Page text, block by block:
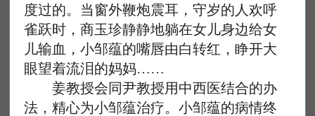
度过的。当窗外鞭炮震耳，守岁的人欢呼
雀跃时，商玉珍静静地躺在女儿身边给女
儿输血，小邹蕴的嘴唇由白转红，睁开大
眼望着流泪的妈妈……
姜教授会同尹教授用中西医结合的办
法，精心为小邹蕴治疗。小邹蕴的病情终